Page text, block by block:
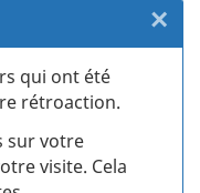
qui ont été
rétroaction.
sur votre
visite. Cela
×